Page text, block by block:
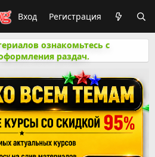
Вход Регистрация
ознакомьтесь с
раздач.